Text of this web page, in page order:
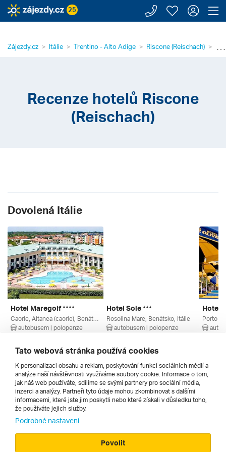
25 Zavolejte
Moje
⋯
Zájezdy.cz Itálie Trentino - Alto Adige Riscone (Reischach)
Recenze hotelů Riscone
(Reischach)
Dovolená Itálie
Hotel Maregolf ****
autobusem | polopenze
21 660 Kč
Hotel Sole ***
Rosolina Mare, Benátsko, Itálie
autobusem | polopenze
11 500 Kč
Hotel
Všechny
Cestopisy
Tato webová stránka používá cookies
K personalizaci obsahu a reklam, poskytování funkcí sociálních médií a
analýze naší návštěvnosti využíváme soubory cookie. Informace o tom,
jak náš web používáte, sdílíme se svými partnery pro sociální média,
inzerci a analýzy. Partneři tyto údaje mohou zkombinovat s dalšími
informacemi, které jste jim poskytli nebo které získali v důsledku toho,
že používáte jejich služby.
Podrobné nastavení
Povolit